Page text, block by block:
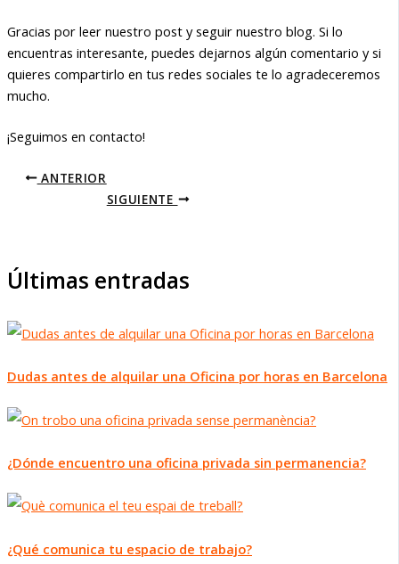
Gracias por leer nuestro post y seguir nuestro blog. Si lo
encuentras interesante, puedes dejarnos algún comentario y si
quieres compartirlo en tus redes sociales te lo agradeceremos
mucho.
¡Seguimos en contacto!
ANTERIOR
SIGUIENTE
Últimas entradas
Dudas antes de alquilar una Oficina por horas en Barcelona
¿Dónde encuentro una oficina privada sin permanencia?
¿Qué comunica tu espacio de trabajo?